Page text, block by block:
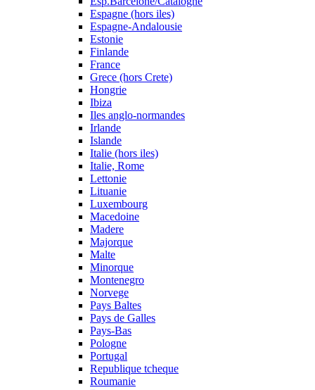
Espagne (hors iles)
Espagne-Andalousie
Estonie
Finlande
France
Grece (hors Crete)
Hongrie
Ibiza
Iles anglo-normandes
Irlande
Islande
Italie (hors iles)
Italie, Rome
Lettonie
Lituanie
Luxembourg
Macedoine
Madere
Majorque
Malte
Minorque
Montenegro
Norvege
Pays Baltes
Pays de Galles
Pays-Bas
Pologne
Portugal
Republique tcheque
Roumanie